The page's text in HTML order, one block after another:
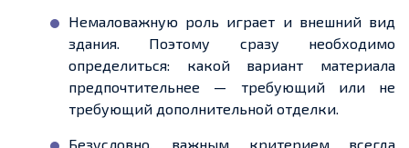
Немаловажную роль играет и внешний вид
здания. Поэтому сразу необходимо
определиться: какой вариант материала
предпочтительнее — требующий или не
требующий дополнительной отделки.
Безусловно, важным критерием всегда